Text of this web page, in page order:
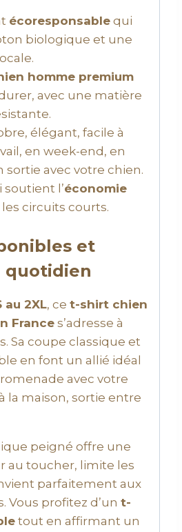
écoresponsablequi
biologique et une
homme premium
avec une matière
élégant, facile à
en week-end, en
sortie avec votre chien.
soutient l’économie
circuits courts.
et
quotidien
au 2XL, ce t-shirt chien
France s’adresse à
Sa coupe classique et
en font un allié idéal
avec votre
la maison, sortie entre
peigné offre une
au toucher, limite les
parfaitement aux
Vous profitez d’un t-
tout en affirmant un